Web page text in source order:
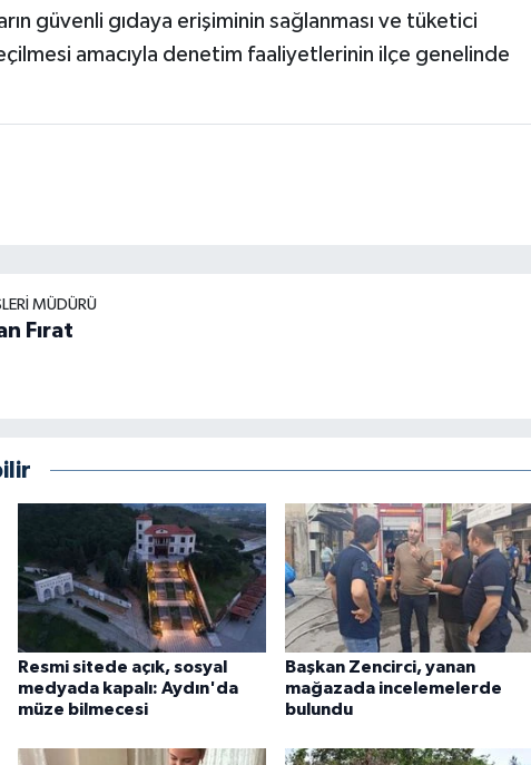
güvenli gıdaya erişiminin sağlanması ve tüketici
amacıyla denetim faaliyetlerinin ilçe genelinde
MÜDÜRÜ
Fırat
Resmi sitede açık, sosyal
medyada kapalı: Aydın'da
müze bilmecesi
Başkan Zencirci, yanan
mağazada incelemelerde
bulundu